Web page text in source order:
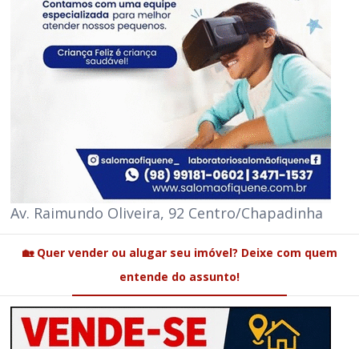
Av. Raimundo Oliveira, 92 Centro/Chapadinha
🏡 Quer vender ou alugar seu imóvel? Deixe com quem
entende do assunto!